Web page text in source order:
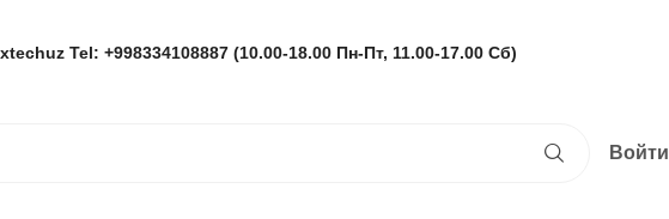
Tel: +998334108887 (10.00-18.00 Пн-Пт, 11.00-17.00 Сб)
Войти